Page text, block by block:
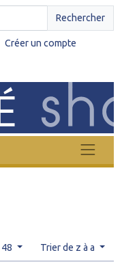
Rechercher
Créer un compte
Trier de z à a